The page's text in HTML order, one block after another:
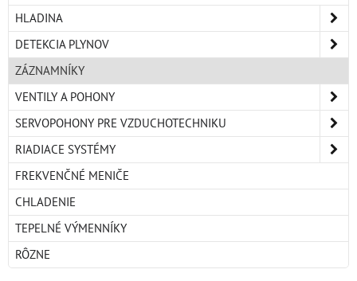
HLADINA
DETEKCIA PLYNOV
ZÁZNAMNÍKY
VENTILY A POHONY
SERVOPOHONY PRE VZDUCHOTECHNIKU
RIADIACE SYSTÉMY
FREKVENČNÉ MENIČE
CHLADENIE
TEPELNÉ VÝMENNÍKY
RÔZNE